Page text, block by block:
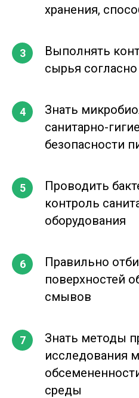
хранения,
Выполнять
сырья
Знать
санитарно-
безопасности
Проводить
контроль
оборудования
Правильно
поверхностей
смывов
Знать методы
исследования
среды